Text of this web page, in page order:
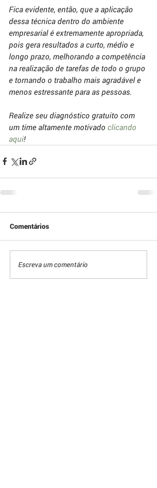
Fica evidente, então, que a aplicação
dessa técnica dentro do ambiente
empresarial é extremamente apropriada,
pois gera resultados a curto, médio e
longo prazo, melhorando a competência
na realização de tarefas de todo o grupo
e tornando o trabalho mais agradável e
menos estressante para as pessoas.
Realize seu diagnóstico gratuito com
um time altamente motivado clicando
aqui!
Comentários
Escreva um comentário